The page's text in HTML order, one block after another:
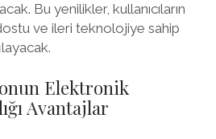
Bu yenilikler, kullanıcıların
ve ileri teknolojiye sahip
Elektronik
Avantajlar